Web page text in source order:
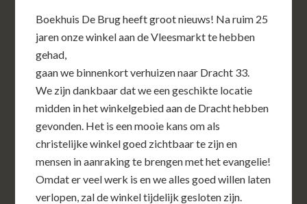
Boekhuis De Brug heeft groot nieuws! Na ruim 25
jaren onze winkel aan de Vleesmarkt te hebben
gehad,
gaan we binnenkort verhuizen naar Dracht 33.
We zijn dankbaar dat we een geschikte locatie
midden in het winkelgebied aan de Dracht hebben
gevonden. Het is een mooie kans om als
christelijke winkel goed zichtbaar te zijn en
mensen in aanraking te brengen met het evangelie!
Omdat er veel werk is en we alles goed willen laten
verlopen, zal de winkel tijdelijk gesloten zijn.